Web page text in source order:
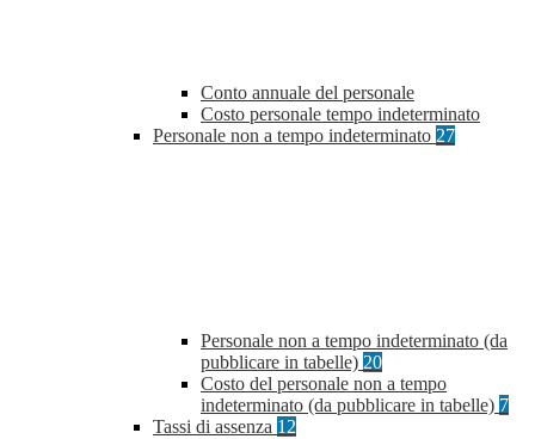
Conto annuale del personale
Costo personale tempo indeterminato
Personale non a tempo indeterminato 27
Personale non a tempo indeterminato (da
pubblicare in tabelle) 20
Costo del personale non a tempo
indeterminato (da pubblicare in tabelle) 7
Tassi di assenza 12